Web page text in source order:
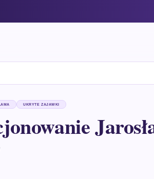
UKRYTE ZAJAWKI